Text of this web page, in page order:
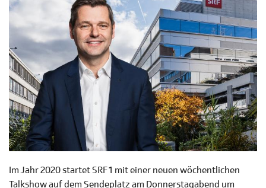
Im Jahr 2020 startet SRF 1 mit einer neuen wöchentlichen
Talkshow auf dem Sendeplatz am Donnerstagabend um